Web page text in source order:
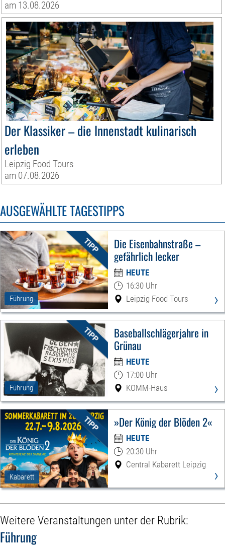
am 13.08.2026
Der Klassiker – die Innenstadt kulinarisch
erleben
Leipzig Food Tours
am 07.08.2026
AUSGEWÄHLTE TAGESTIPPS
Führung
Die Eisenbahnstraße –
gefährlich lecker
HEUTE
16:30 Uhr
Leipzig Food Tours
›
Führung
Baseballschlägerjahre in
Grünau
HEUTE
17:00 Uhr
KOMM-Haus
›
Kabarett
»Der König der Blöden 2«
HEUTE
20:30 Uhr
Central Kabarett Leipzig
›
Weitere Veranstaltungen unter der Rubrik:
Führung